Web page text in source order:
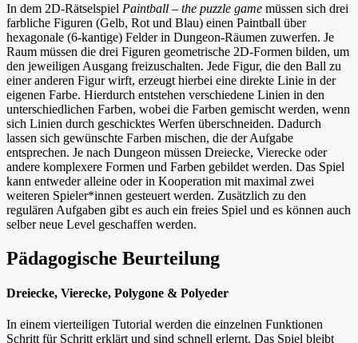
In dem 2D-Rätselspiel Paintball – the puzzle game müssen sich drei
farbliche Figuren (Gelb, Rot und Blau) einen Paintball über
hexagonale (6-kantige) Felder in Dungeon-Räumen zuwerfen. Je
Raum müssen die drei Figuren geometrische 2D-Formen bilden, um
den jeweiligen Ausgang freizuschalten. Jede Figur, die den Ball zu
einer anderen Figur wirft, erzeugt hierbei eine direkte Linie in der
eigenen Farbe. Hierdurch entstehen verschiedene Linien in den
unterschiedlichen Farben, wobei die Farben gemischt werden, wenn
sich Linien durch geschicktes Werfen überschneiden. Dadurch
lassen sich gewünschte Farben mischen, die der Aufgabe
entsprechen. Je nach Dungeon müssen Dreiecke, Vierecke oder
andere komplexere Formen und Farben gebildet werden. Das Spiel
kann entweder alleine oder in Kooperation mit maximal zwei
weiteren Spieler*innen gesteuert werden. Zusätzlich zu den
regulären Aufgaben gibt es auch ein freies Spiel und es können auch
selber neue Level geschaffen werden.
Pädagogische Beurteilung
Dreiecke, Vierecke, Polygone & Polyeder
In einem vierteiligen Tutorial werden die einzelnen Funktionen
Schritt für Schritt erklärt und sind schnell erlernt. Das Spiel bleibt